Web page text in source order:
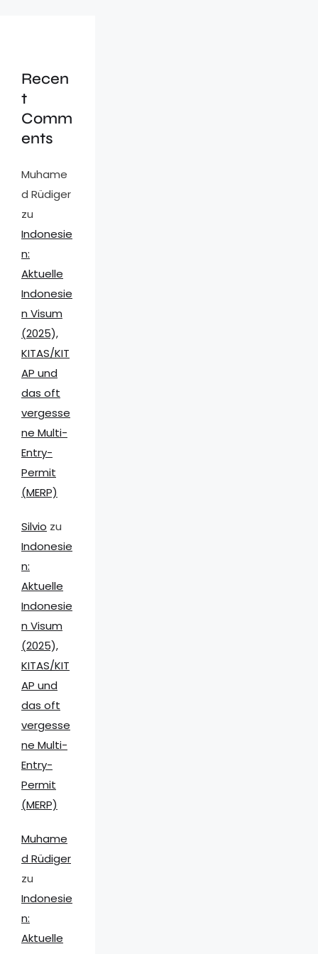
Recen
t
Comm
ents
Muhame
d Rüdiger
zu
Indonesie
n:
Aktuelle
Indonesie
n Visum
(2025),
KITAS/KIT
AP und
das oft
vergesse
ne Multi-
Entry-
Permit
(MERP)
Silvio zu
Indonesie
n:
Aktuelle
Indonesie
n Visum
(2025),
KITAS/KIT
AP und
das oft
vergesse
ne Multi-
Entry-
Permit
(MERP)
Muhame
d Rüdiger
zu
Indonesie
n:
Aktuelle